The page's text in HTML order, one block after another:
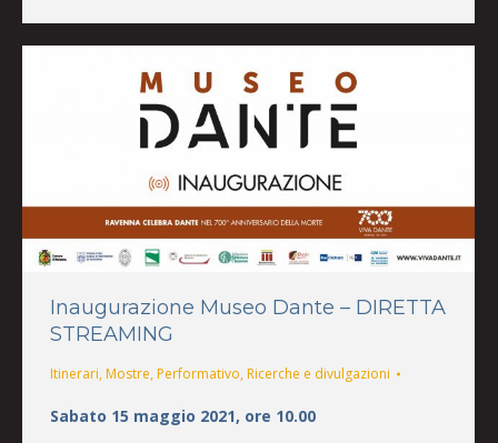
Inaugurazione Museo Dante – DIRETTA
STREAMING
Itinerari, Mostre, Performativo, Ricerche e divulgazioni
Sabato 15 maggio 2021, ore 10.00